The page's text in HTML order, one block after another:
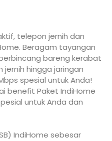
telepon jernih dan
Beragam tayangan
bareng kerabat
hingga jaringan
spesial untuk Anda!
benefit Paket IndiHome
untuk Anda dan
IndiHome sebesar